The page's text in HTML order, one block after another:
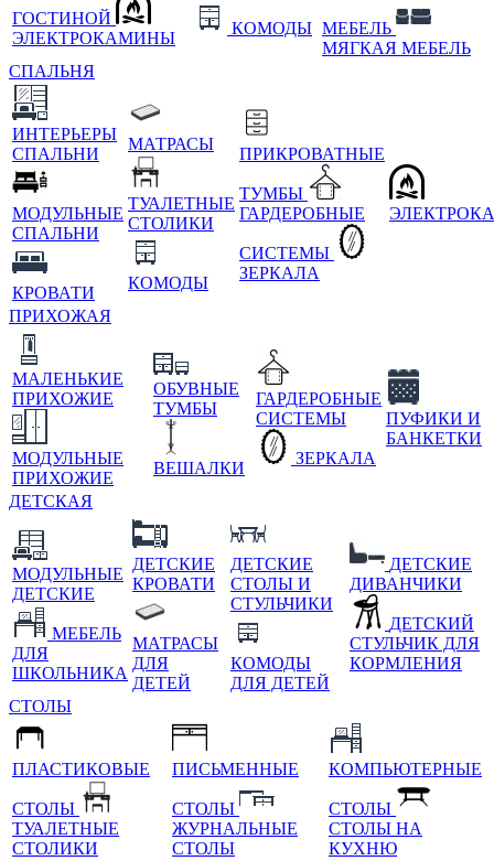
ГОСТИНОЙ
ЭЛЕКТРОКАМИНЫ
КОМОДЫ МЕБЕЛЬ
МЯГКАЯ МЕБЕЛЬ
СПАЛЬНЯ
ИНТЕРЬЕРЫ
СПАЛЬНИ
МОДУЛЬНЫЕ
СПАЛЬНИ
КРОВАТИ
МАТРАСЫ
ТУАЛЕТНЫЕ
СТОЛИКИ
КОМОДЫ
ПРИКРОВАТНЫЕ
ТУМБЫ
ГАРДЕРОБНЫЕ
СИСТЕМЫ
ЗЕРКАЛА
ПРИХОЖАЯ
МАЛЕНЬКИЕ
ПРИХОЖИЕ
МОДУЛЬНЫЕ
ПРИХОЖИЕ
ОБУВНЫЕ
ТУМБЫ
ВЕШАЛКИ
ГАРДЕРОБНЫЕ
СИСТЕМЫ
ЗЕРКАЛА
ПУФИКИ И
БАНКЕТКИ
ДЕТСКАЯ
МОДУЛЬНЫЕ
ДЕТСКИЕ
МЕБЕЛЬ
ДЛЯ
ШКОЛЬНИКА
ДЕТСКИЕ
КРОВАТИ
МАТРАСЫ
ДЛЯ
ДЕТЕЙ
ДЕТСКИЕ
СТОЛЫ И
СТУЛЬЧИКИ
КОМОДЫ
ДЛЯ ДЕТЕЙ
ДЕТСКИЕ
ДИВАНЧИКИ
ДЕТСКИЙ
СТУЛЬЧИК ДЛЯ
КОРМЛЕНИЯ
СТОЛЫ
ПЛАСТИКОВЫЕ
СТОЛЫ
ТУАЛЕТНЫЕ
СТОЛИКИ
ПИСЬМЕННЫЕ
СТОЛЫ
ЖУРНАЛЬНЫЕ
СТОЛЫ
КОМПЬЮТЕРНЫЕ
СТОЛЫ
СТОЛЫ НА
КУХНЮ